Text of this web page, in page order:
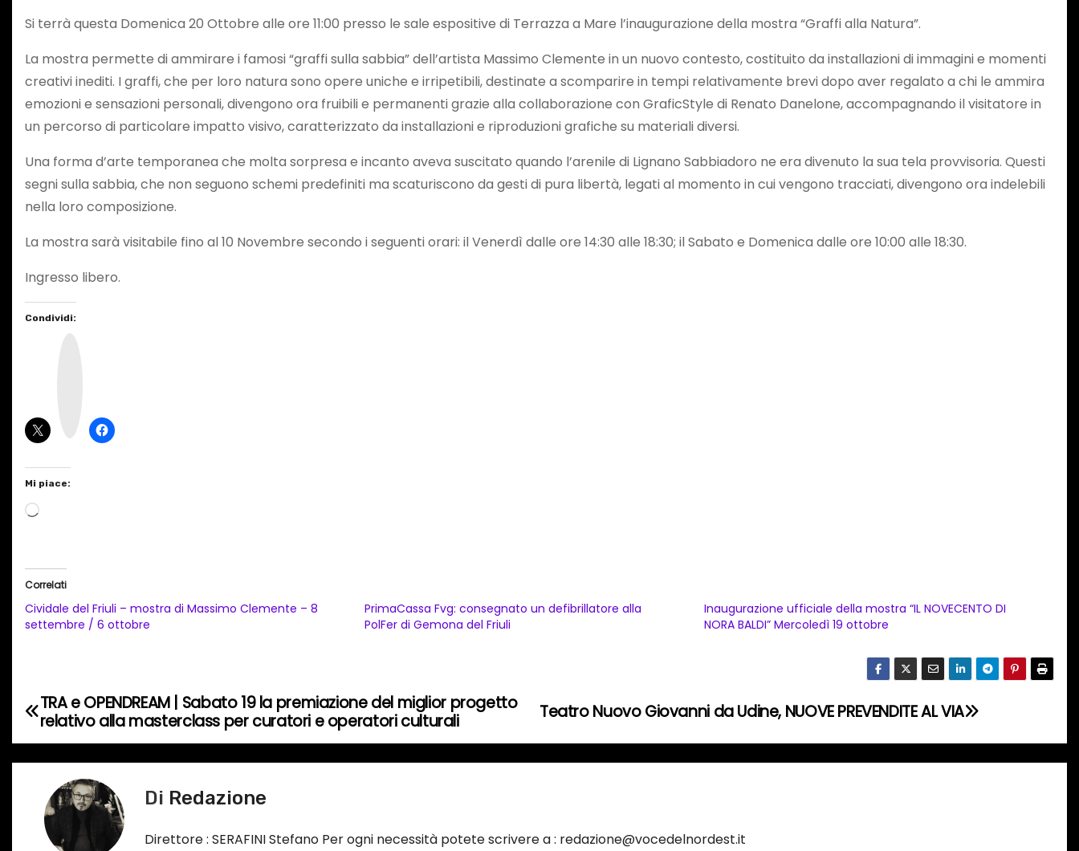
Si terrà questa Domenica 20 Ottobre alle ore 11:00 presso le sale espositive di Terrazza a Mare l’inaugurazione della mostra “Graffi alla Natura”.
La mostra permette di ammirare i famosi “graffi sulla sabbia” dell’artista Massimo Clemente in un nuovo contesto, costituito da installazioni di immagini e momenti
creativi inediti. I graffi, che per loro natura sono opere uniche e irripetibili, destinate a scomparire in tempi relativamente brevi dopo aver regalato a chi le ammira
emozioni e sensazioni personali, divengono ora fruibili e permanenti grazie alla collaborazione con GraficStyle di Renato Danelone, accompagnando il visitatore in
un percorso di particolare impatto visivo, caratterizzato da installazioni e riproduzioni grafiche su materiali diversi.
Una forma d’arte temporanea che molta sorpresa e incanto aveva suscitato quando l’arenile di Lignano Sabbiadoro ne era divenuto la sua tela provvisoria. Questi
segni sulla sabbia, che non seguono schemi predefiniti ma scaturiscono da gesti di pura libertà, legati al momento in cui vengono tracciati, divengono ora indelebili
nella loro composizione.
La mostra sarà visitabile fino al 10 Novembre secondo i seguenti orari: il Venerdì dalle ore 14:30 alle 18:30; il Sabato e Domenica dalle ore 10:00 alle 18:30.
Ingresso libero.
Condividi:
Mi piace:
C
a
c
o
Correlati
Cividale del Friuli – mostra di Massimo Clemente – 8
settembre / 6 ottobre
PrimaCassa Fvg: consegnato un defibrillatore alla
PolFer di Gemona del Friuli
Inaugurazione ufficiale della mostra “IL NOVECENTO DI
NORA BALDI” Mercoledì 19 ottobre
N
a
Teatro Nuovo Giovanni da Udine, NUOVE PREVENDITE AL VIA
TRA e OPENDREAM | Sabato 19 la premiazione del miglior progetto
relativo alla masterclass per curatori e operatori culturali
Di Redazione
Direttore : SERAFINI Stefano Per ogni necessità potete scrivere a : redazione@vocedelnordest.it